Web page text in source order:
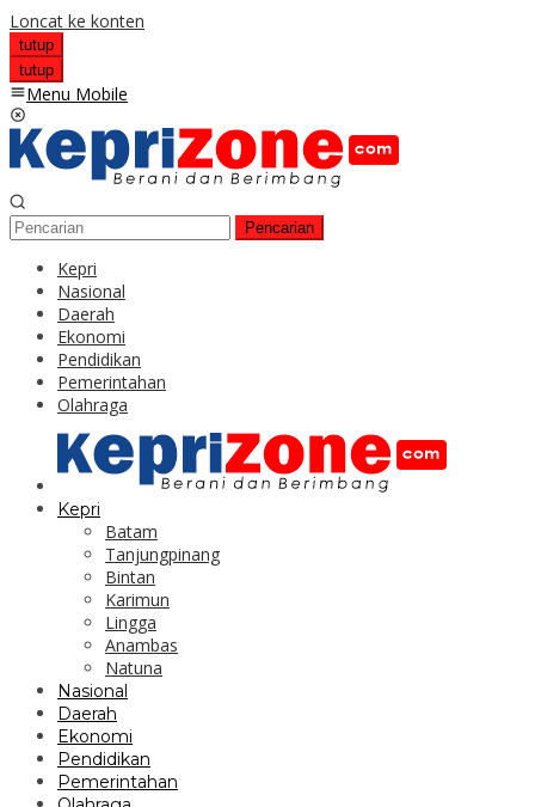
Loncat ke konten
tutup
tutup
Menu Mobile
Pencarian
Kepri
Nasional
Daerah
Ekonomi
Pendidikan
Pemerintahan
Olahraga
Kepri
Batam
Tanjungpinang
Bintan
Karimun
Lingga
Anambas
Natuna
Nasional
Daerah
Ekonomi
Pendidikan
Pemerintahan